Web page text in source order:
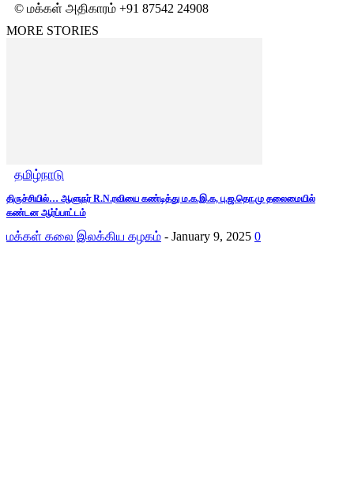
© மக்கள் அதிகாரம் +91 87542 24908
MORE STORIES
தமிழ்நாடு
திருச்சியில்… ஆளுநர் R.N.ரவியை கண்டித்து ம.க.இ.க, பு.ஜ.தொ.மு தலைமையில்
கண்டன ஆர்ப்பாட்டம்
மக்கள் கலை இலக்கிய கழகம் - January 9, 2025 0